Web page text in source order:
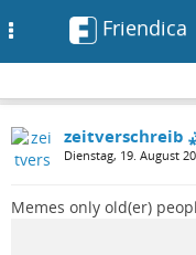
Friendica
zeitverschreib
Dienstag, 19. August
Memes only old(er)